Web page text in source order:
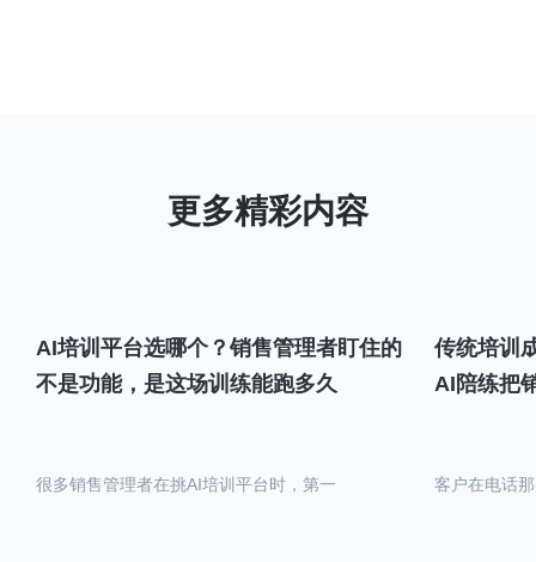
AI培训平台选哪个？销售管理者盯住的
不是功能，是这场训练能跑多久
很多销售管理者在挑AI培训平台时，第一
传统培训
AI陪练把
客户在电话